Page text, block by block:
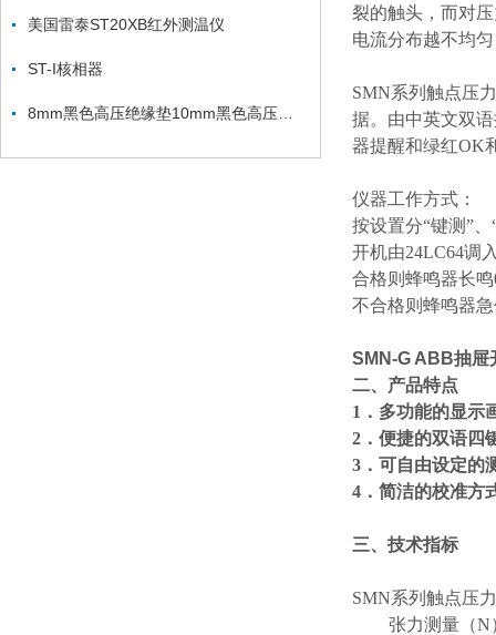
美国雷泰ST20XB红外测温仪
ST-I核相器
裂的触头，而对
电流分布越不均
SMN系列触点压
据。由中英文双
器提醒和绿红OK
仪器工作方式：
按设置分“键测”
开机由24LC64调
合格则蜂鸣器长
不合格则蜂鸣器
SMN-G ABB抽屉
二、产品特点
1．多功能的显示
2．便捷的双语四
3．可自由设定的
4．简洁的校准方
三、技术指标
SMN系列触点压
张力测量（N